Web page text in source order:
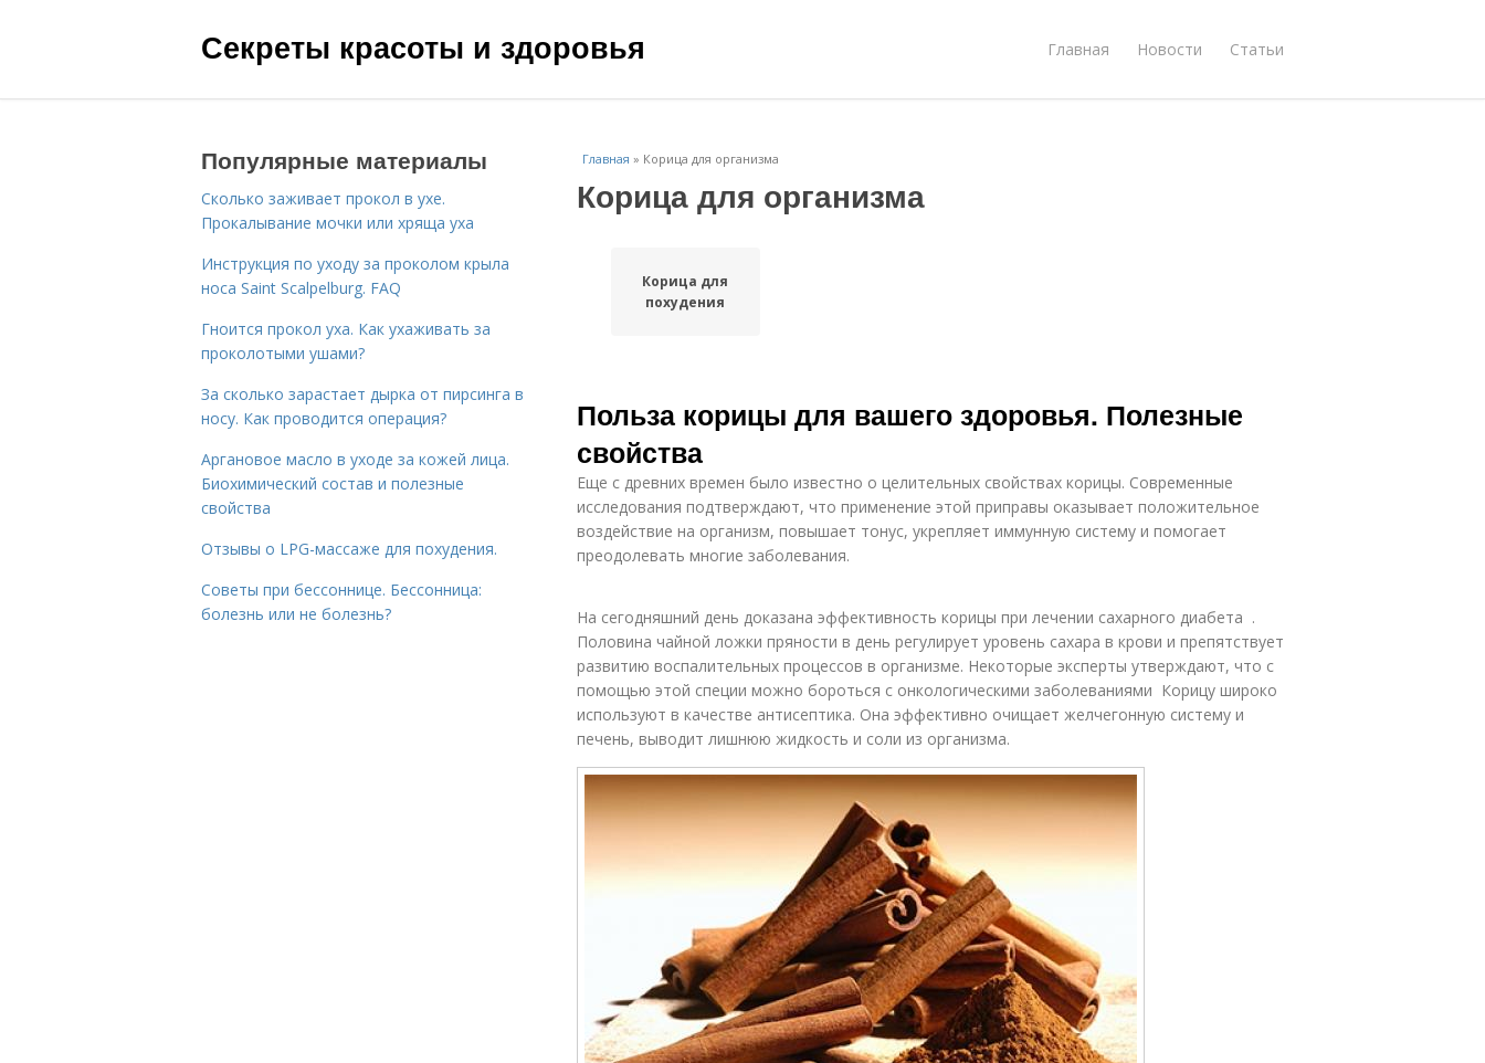
Секреты красоты и здоровья Главная Новости Статьи
Главная » Корица для организма
Корица для организма
Корица для
похудения
Польза корицы для вашего здоровья. Полезные
свойства
Еще с древних времен было известно о целительных свойствах корицы. Современные
исследования подтверждают, что применение этой приправы оказывает положительное
воздействие на организм, повышает тонус, укрепляет иммунную систему и помогает
преодолевать многие заболевания.
На сегодняшний день доказана эффективность корицы при лечении сахарного диабета .
Половина чайной ложки пряности в день регулирует уровень сахара в крови и препятствует
развитию воспалительных процессов в организме. Некоторые эксперты утверждают, что с
помощью этой специи можно бороться с онкологическими заболеваниями Корицу широко
используют в качестве антисептика. Она эффективно очищает желчегонную систему и
печень, выводит лишнюю жидкость и соли из организма.
Популярные материалы
Сколько заживает прокол в ухе.
Прокалывание мочки или хряща уха
Инструкция по уходу за проколом крыла
носа Saint Scalpelburg. FAQ
Гноится прокол уха. Как ухаживать за
проколотыми ушами?
За сколько зарастает дырка от пирсинга в
носу. Как проводится операция?
Аргановое масло в уходе за кожей лица.
Биохимический состав и полезные
свойства
Отзывы о LPG-массаже для похудения.
Советы при бессоннице. Бессонница:
болезнь или не болезнь?